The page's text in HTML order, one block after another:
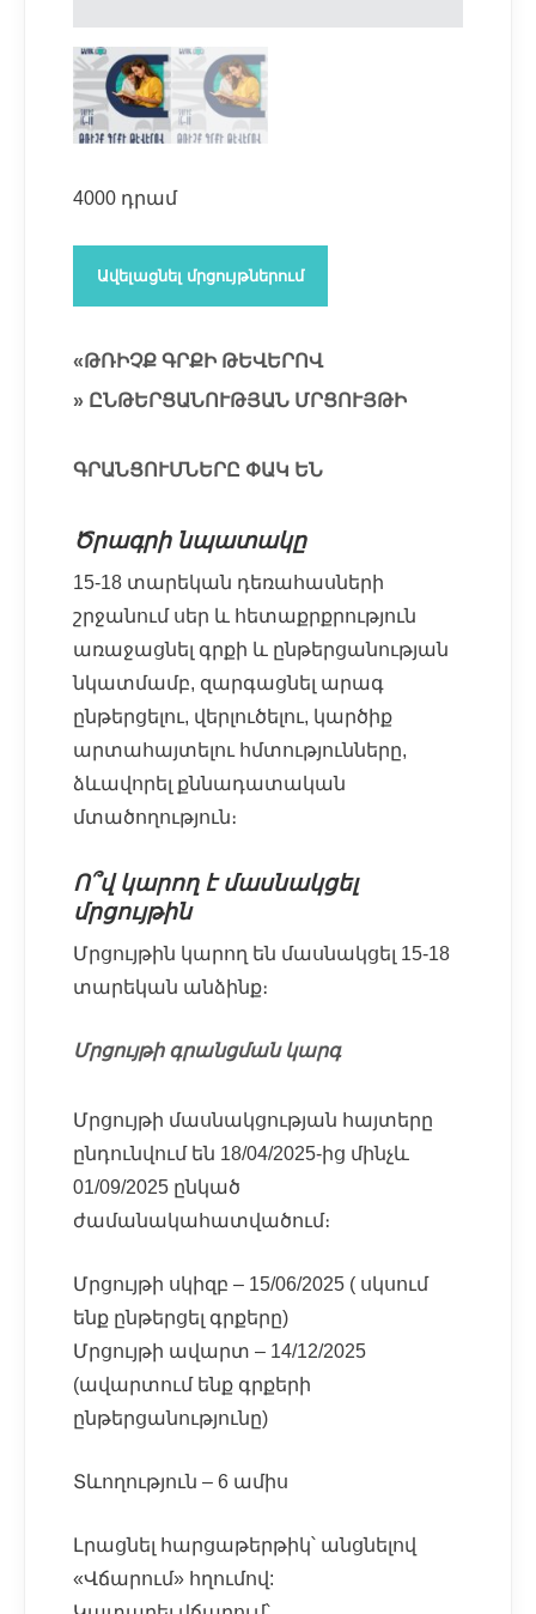
4000 դրամ
-
2»
մրցույթ
Ավելացնել մրցույթներում
«ԹՌԻՉՔ ԳՐՔԻ ԹԵՎԵՐՈՎ
» ԸՆԹԵՐՑԱՆՈՒԹՅԱՆ ՄՐՑՈՒՅԹԻ
ԳՐԱՆՑՈՒՄՆԵՐԸ ՓԱԿ ԵՆ
Ծրագրի նպատակը
15-18 տարեկան դեռահասների
շրջանում սեր և հետաքրքրություն
առաջացնել գրքի և ընթերցանության
նկատմամբ, զարգացնել արագ
ընթերցելու, վերլուծելու, կարծիք
արտահայտելու հմտությունները,
ձևավորել քննադատական
մտածողություն։
Ո՞վ կարող է մասնակցել
մրցույթին
Մրցույթին կարող են մասնակցել 15-18
տարեկան անձինք։
Մրցույթի գրանցման կարգ
Մրցույթի մասնակցության հայտերը
ընդունվում են 18/04/2025-ից մինչև
01/09/2025 ընկած
ժամանակահատվածում։
Մրցույթի սկիզբ – 15/06/2025 ( սկսում
ենք ընթերցել գրքերը)
Մրցույթի ավարտ – 14/12/2025
(ավարտում ենք գրքերի
ընթերցանությունը)
Տևողություն – 6 ամիս
Լրացնել հարցաթերթիկ՝ անցնելով
«Վճարում» հղումով: